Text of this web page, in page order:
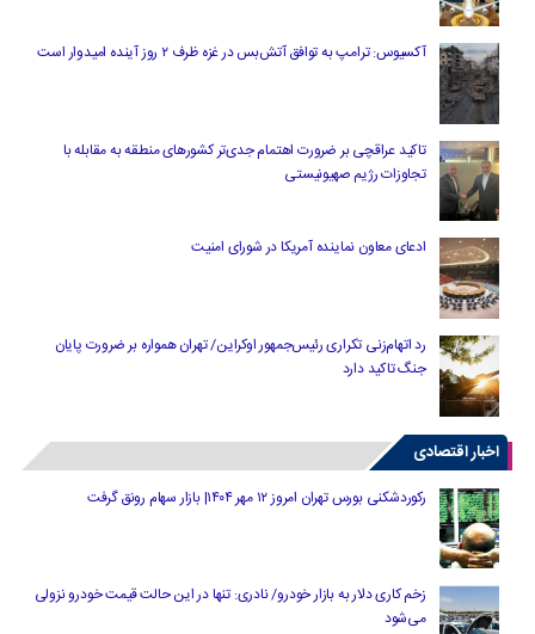
آکسیوس: ترامپ به توافق آتش‌بس در غزه ظرف ۲ روز آینده امیدوار است
تاکید عراقچی بر ضرورت اهتمام جدی‌تر کشورهای منطقه به مقابله با
تجاوزات رژیم صهیونیستی
ادعای معاون نماینده آمریکا در شورای امنیت
رد اتهام‌زنی تکراری رئیس‌جمهور اوکراین/ تهران همواره بر ضرورت پایان
جنگ تاکید دارد
اخبار اقتصادی
رکوردشکنی بورس تهران امروز ۱۲ مهر ۱۴۰۴| بازار سهام رونق گرفت
زخم کاری دلار به بازار خودرو/ نادری: تنها در این حالت قیمت خودرو نزولی
می‌شود